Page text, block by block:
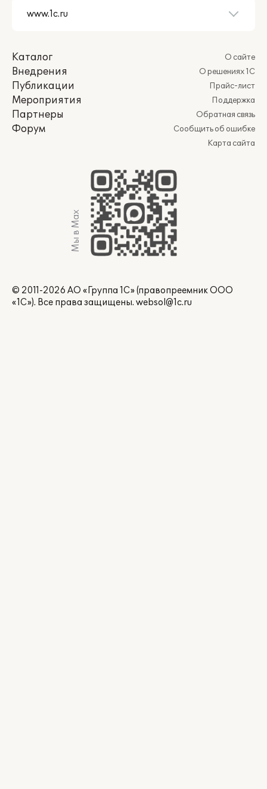
Каталог
Внедрения
Публикации
Мероприятия
Партнеры
Форум
О сайте
О решениях 1С
Прайс-лист
Поддержка
Обратная связь
Сообщить об ошибке
Карта сайта
Мы в Max
© 2011-2026 АО «Группа 1С» (правопреемник ООО
«1С»). Все права защищены. websol@1c.ru